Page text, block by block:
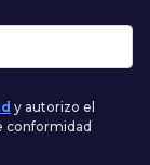
y autorizo el
conformidad